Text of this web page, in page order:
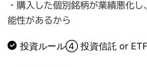
・購入した個別銘柄が業績悪化
能性があるから
投資ルール④ 投資信託 or